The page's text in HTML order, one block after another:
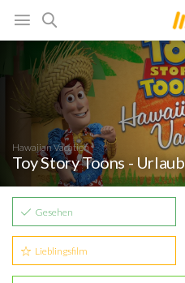
Hawaiian Vacation
Toy Story Toons -
Gesehen
Lieblingsfilm